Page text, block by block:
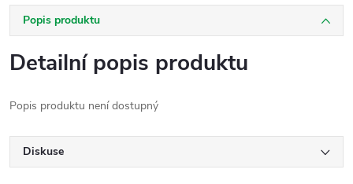
Popis produktu
Detailní popis produktu
Popis produktu není dostupný
Diskuse